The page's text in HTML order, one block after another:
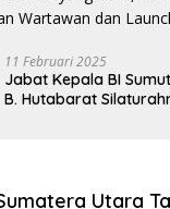
11 Februari 2025
Jabat Kepala BI
B. Hutabarat
Utara